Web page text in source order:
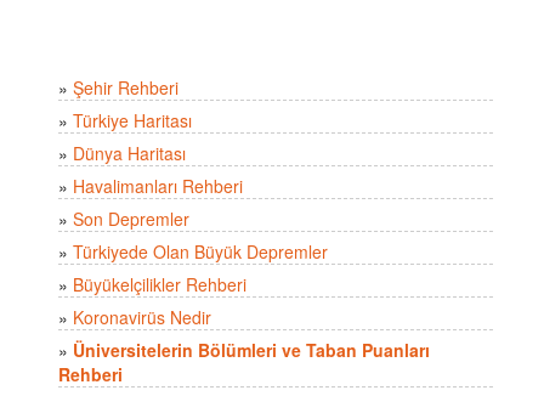
» Şehir Rehberi
» Türkiye Haritası
» Dünya Haritası
» Havalimanları Rehberi
» Son Depremler
» Türkiyede Olan Büyük Depremler
» Büyükelçilikler Rehberi
» Koronavirüs Nedir
» Üniversitelerin Bölümleri ve Taban Puanları
Rehberi